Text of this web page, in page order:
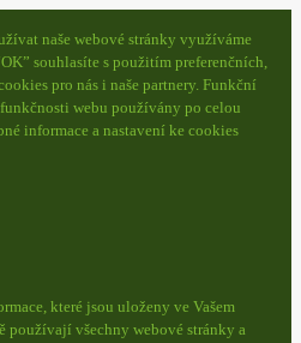
naše webové stránky využíváme
souhlasíte s použitím preferenčních,
pro nás i naše partnery. Funkční
webu používány po celou
informace a nastavení ke cookies
které jsou uloženy ve Vašem
používají všechny webové stránky a